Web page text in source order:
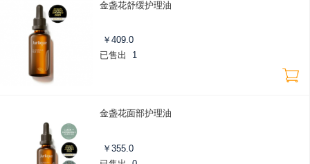
金盏花舒缓护理油
￥ 409.0
已售出
1
金盏花面部护理油
￥ 355.0